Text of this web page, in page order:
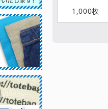
1,000枚